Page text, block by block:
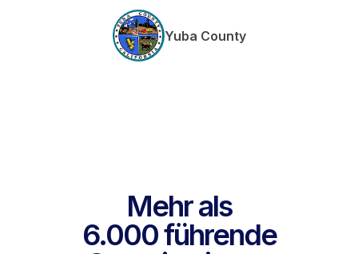
Yuba County
Mehr als
6.000 führende